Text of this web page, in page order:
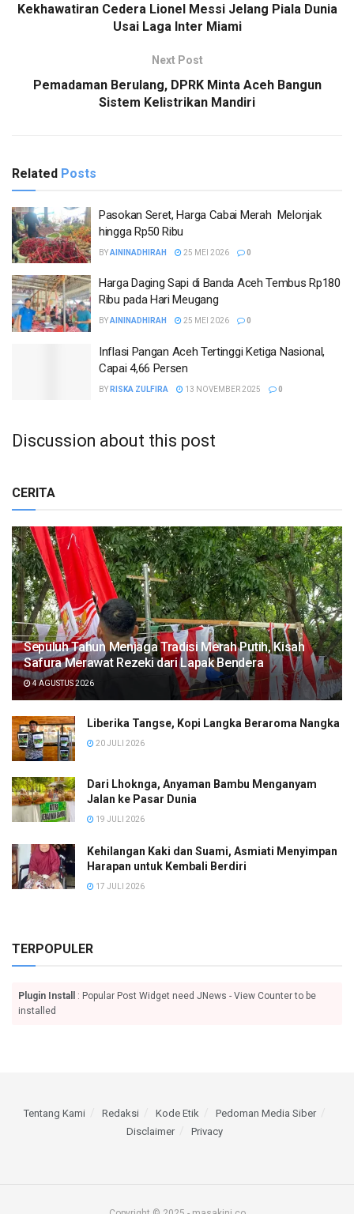
Kekhawatiran Cedera Lionel Messi Jelang Piala Dunia
Usai Laga Inter Miami
Next Post
Pemadaman Berulang, DPRK Minta Aceh Bangun
Sistem Kelistrikan Mandiri
Related Posts
Pasokan Seret, Harga Cabai Merah Melonjak
hingga Rp50 Ribu
BYAININADHIRAH 25 MEI 2026 0
Harga Daging Sapi di Banda Aceh Tembus Rp180
Ribu pada Hari Meugang
BYAININADHIRAH 25 MEI 2026 0
Inflasi Pangan Aceh Tertinggi Ketiga Nasional,
Capai 4,66 Persen
BY RISKA ZULFIRA 13 NOVEMBER 2025 0
Discussion about this post
CERITA
Sepuluh Tahun Menjaga Tradisi Merah Putih, Kisah
Safura Merawat Rezeki dari Lapak Bendera
4 AGUSTUS 2026
Liberika Tangse, Kopi Langka Beraroma Nangka
20 JULI 2026
Dari Lhoknga, Anyaman Bambu Menganyam
Jalan ke Pasar Dunia
19 JULI 2026
Kehilangan Kaki dan Suami, Asmiati Menyimpan
Harapan untuk Kembali Berdiri
17 JULI 2026
TERPOPULER
Plugin Install
: Popular Post Widget need JNews - View Counter to be
installed
Tentang Kami Redaksi Kode Etik
Pedoman Media Siber
Disclaimer
Privacy